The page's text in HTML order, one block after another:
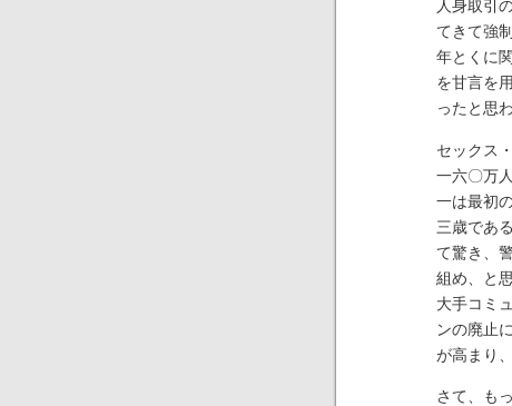
人身取引
てきて強
年とくに
を甘言を
ったと思
セックス
一六〇万
一は最初
三歳であ
て驚き、
組め、と
大手コミ
ンの廃止
が高まり
さて、も